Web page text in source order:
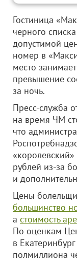
Гостиница
черного
допустимой
номер в
место
превышение
за ночь.
Пресс-служба
на время ЧМ
что
рублей из-за
и
Цены
большинство
а стоимость
По оценкам
в